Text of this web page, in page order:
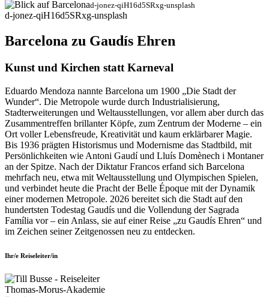
d-jonez-qiH16d5SRxg-unsplash
d-jonez-qiH16d5SRxg-unsplash
Barcelona zu Gaudís Ehren
Kunst und Kirchen statt Karneval
Eduardo Mendoza nannte Barcelona um 1900 „Die Stadt der
Wunder“. Die Metropole wurde durch Industrialisierung,
Stadterweiterungen und Weltausstellungen, vor allem aber durch das
Zusammentreffen brillanter Köpfe, zum Zentrum der Moderne – ein
Ort voller Lebensfreude, Kreativität und kaum erklärbarer Magie.
Bis 1936 prägten Historismus und Modernisme das Stadtbild, mit
Persönlichkeiten wie Antoni Gaudí und Lluís Domènech i Montaner
an der Spitze. Nach der Diktatur Francos erfand sich Barcelona
mehrfach neu, etwa mit Weltausstellung und Olympischen Spielen,
und verbindet heute die Pracht der Belle Époque mit der Dynamik
einer modernen Metropole. 2026 bereitet sich die Stadt auf den
hundertsten Todestag Gaudís und die Vollendung der Sagrada
Família vor – ein Anlass, sie auf einer Reise „zu Gaudís Ehren“ und
im Zeichen seiner Zeitgenossen neu zu entdecken.
Ihr/e Reiseleiter/in